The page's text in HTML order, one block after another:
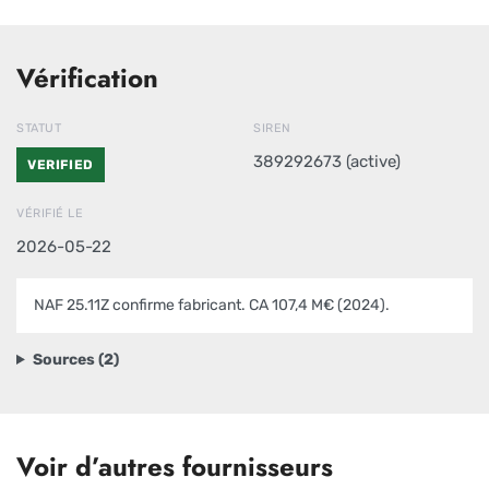
Vérification
STATUT
VERIFIED
SIREN
389292673 (active)
VÉRIFIÉ LE
2026-05-22
NAF 25.11Z confirme fabricant. CA 107,4 M€ (2024).
Sources (2)
Voir d’autres fournisseurs